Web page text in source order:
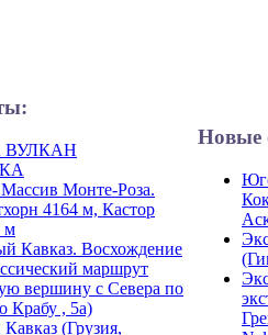
Монте-Роза.
4164 м, Кастор
м
Кавказ. Восхождение
маршрут
вершину с Севера по
Крабу , 5а)
(Грузия,
Новые